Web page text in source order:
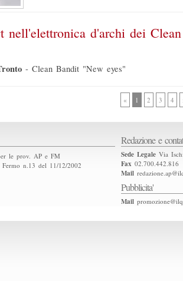
nell'elettronica d'archi dei Clean
- Clean Bandit "New eyes"
« 1 2 3 4
le prov. AP e FM
n.13 del 11/12/2002
Redazione e
Sede Legale Via
Fax 02.700.442.816
Mail
Pubblicita'
Mail